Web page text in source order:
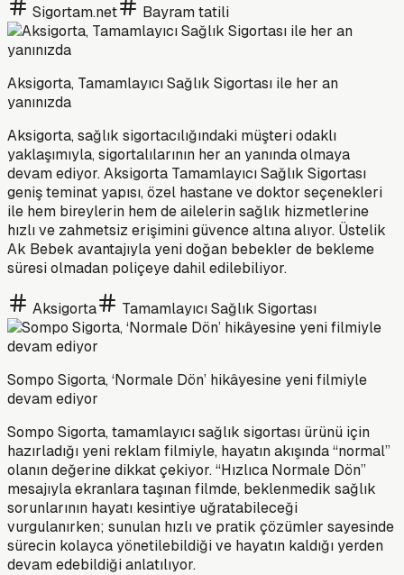
Sigortam.net Bayram tatili
Aksigorta, Tamamlayıcı Sağlık Sigortası ile her an
yanınızda
Aksigorta, sağlık sigortacılığındaki müşteri odaklı
yaklaşımıyla, sigortalılarının her an yanında olmaya
devam ediyor. Aksigorta Tamamlayıcı Sağlık Sigortası
geniş teminat yapısı, özel hastane ve doktor seçenekleri
ile hem bireylerin hem de ailelerin sağlık hizmetlerine
hızlı ve zahmetsiz erişimini güvence altına alıyor. Üstelik
Ak Bebek avantajıyla yeni doğan bebekler de bekleme
süresi olmadan poliçeye dahil edilebiliyor.
Aksigorta Tamamlayıcı Sağlık Sigortası
Sompo Sigorta, ‘Normale Dön’ hikâyesine yeni filmiyle
devam ediyor
Sompo Sigorta, tamamlayıcı sağlık sigortası ürünü için
hazırladığı yeni reklam filmiyle, hayatın akışında “normal”
olanın değerine dikkat çekiyor. “Hızlıca Normale Dön”
mesajıyla ekranlara taşınan filmde, beklenmedik sağlık
sorunlarının hayatı kesintiye uğratabileceği
vurgulanırken; sunulan hızlı ve pratik çözümler sayesinde
sürecin kolayca yönetilebildiği ve hayatın kaldığı yerden
devam edebildiği anlatılıyor.